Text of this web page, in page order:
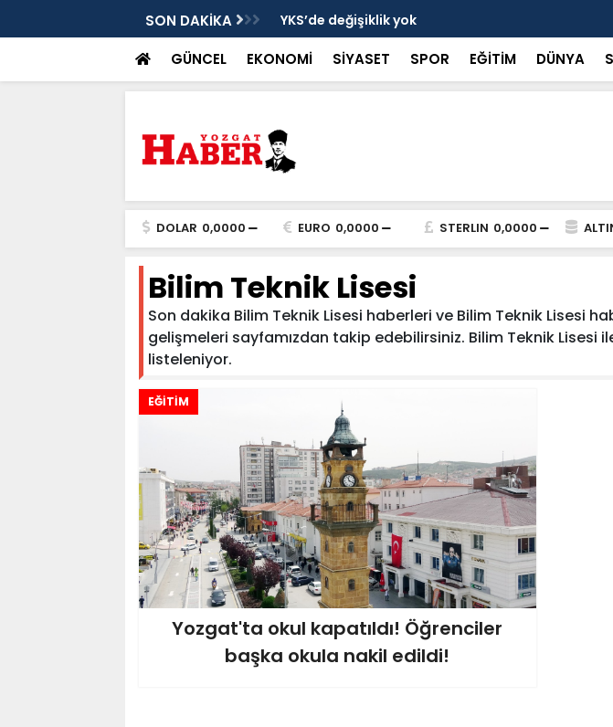
SON DAKİKA YKS’de değişiklik yok
GÜNCEL EKONOMİ SİYASET SPOR EĞİTİM DÜNYA
DOLAR 0,0000 EURO 0,0000 STERLIN 0,0000
Bilim Teknik Lisesi
Son dakika Bilim Teknik Lisesi haberleri ve Bilim Teknik Lisesi
gelişmeleri sayfamızdan takip edebilirsiniz. Bilim Teknik Lisesi
listeleniyor.
EĞİTİM
Yozgat'ta okul kapatıldı! Öğrenciler
başka okula nakil edildi!